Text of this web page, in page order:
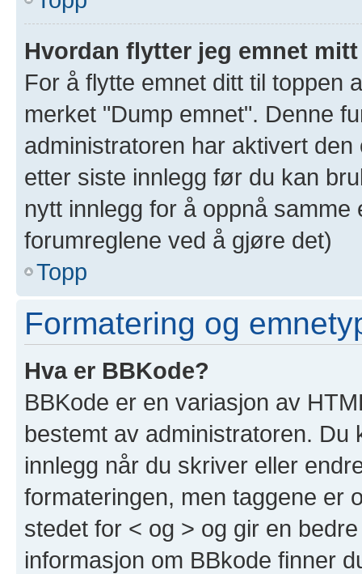
Hvordan flytter jeg emnet
For å flytte emnet ditt til toppen
merket "Dump emnet". Denne
administratoren har aktivert
etter siste innlegg før du kan
nytt innlegg for å oppnå
forumreglene ved å gjøre det)
Topp
Formatering og
Hva er BBKode?
BBKode er en variasjon av
bestemt av administratoren.
innlegg når du skriver eller
formateringen, men taggene er
stedet for < og > og gir en
informasjon om BBkode finner